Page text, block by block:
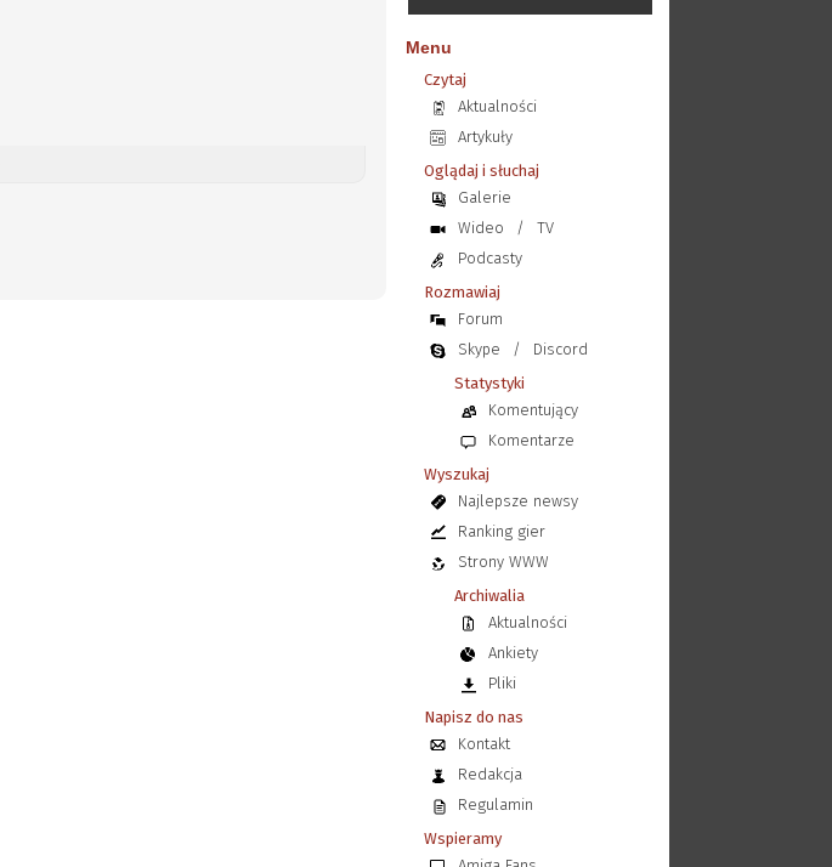
Menu
Czytaj
Aktualności
Artykuły
Oglądaj i słuchaj
Galerie
Wideo
/
TV
Podcasty
Rozmawiaj
Forum
Skype
/
Discord
Statystyki
Komentujący
Komentarze
Wyszukaj
Najlepsze newsy
Ranking gier
Strony WWW
Archiwalia
Aktualności
Ankiety
Pliki
Napisz do nas
Kontakt
Redakcja
Regulamin
Wspieramy